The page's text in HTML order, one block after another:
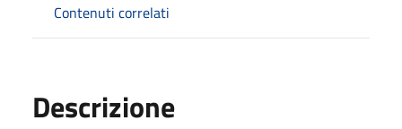
Contenuti correlati
Descrizione